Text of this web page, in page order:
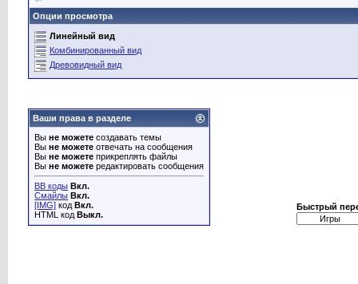
Опции просмотра
Линейный вид
Комбинированный вид
Древовидный вид
Ваши права в разделе
Вы не можете создавать темы
Вы не можете отвечать на сообщения
Вы не можете прикреплять файлы
Вы не можете редактировать сообщения
BB коды Вкл.
Смайлы Вкл.
[IMG] код Вкл.
HTML код Выкл.
Быстрый